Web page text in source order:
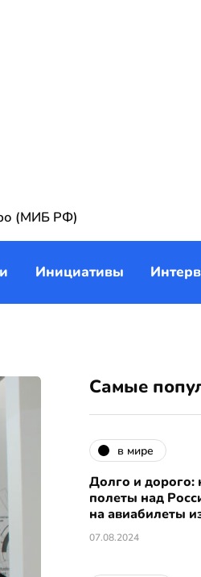
(МИБ РФ)
Инициативы
Самые
в мире
Долго и дорого:
полеты над
на авиабилеты
07.08.2024